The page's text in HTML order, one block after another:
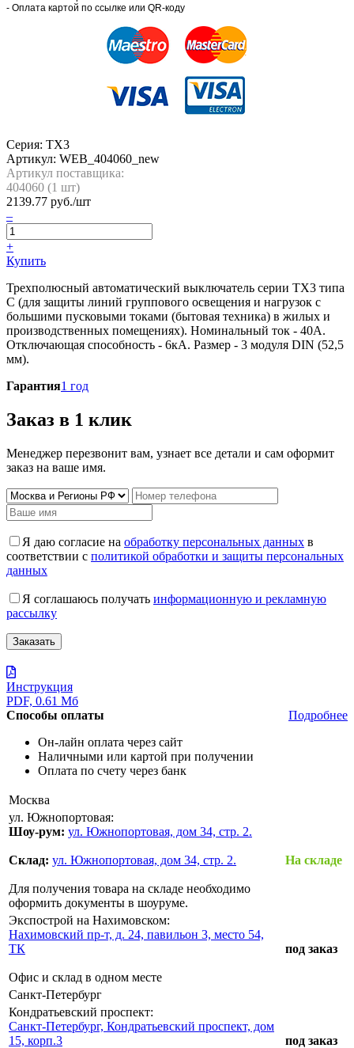
- Оплата картой по ссылке или QR-коду
Серия: TX3
Артикул: WEB_404060_new
Артикул поставщика:
404060 (1 шт)
2139.77 руб./шт
–
+
Купить
Трехполюсный автоматический выключатель серии TX3 типа
C (для защиты линий группового освещения и нагрузок с
большими пусковыми токами (бытовая техника) в жилых и
производственных помещениях). Номинальный ток - 40А.
Отключающая способность - 6кА. Размер - 3 модуля DIN (52,5
мм).
Гарантия1 год
Заказ в 1 клик
Менеджер перезвонит вам, узнает все детали и сам оформит
заказ на ваше имя.
Я даю согласие на обработку персональных данных в
соответствии с политикой обработки и защиты персональных
данных
Я соглашаюсь получать информационную и рекламную
рассылку
Инструкция
PDF, 0.61 Мб
Способы оплаты
Подробнее
Он-лайн оплата через сайт
Наличными или картой при получении
Оплата по счету через банк
Москва
ул. Южнопортовая:
Шоу-рум: ул. Южнопортовая, дом 34, стр. 2.
Склад: ул. Южнопортовая, дом 34, стр. 2.
Для получения товара на складе необходимо
оформить документы в шоуруме.
На складе
Экспострой на Нахимовском:
Нахимовский пр-т, д. 24, павильон 3, место 54,
ТК
Офис и склад в одном месте
под заказ
Санкт-Петербург
Кондратьевский проспект:
Санкт-Петербург, Кондратьевский проспект, дом
15, корп.3
под заказ